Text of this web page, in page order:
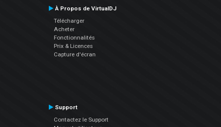
À Propos de VirtualDJ
Télécharger
Acheter
Fonctionnalités
Prix & Licences
Capture d'écran
Support
Contactez le Support